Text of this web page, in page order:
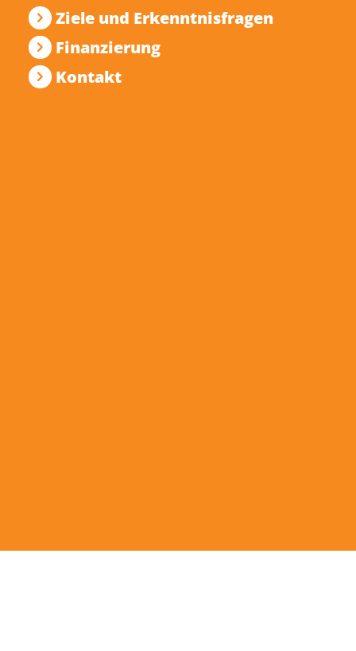
Ziele und Erkenntnis­fragen
Finanzierung
Kontakt